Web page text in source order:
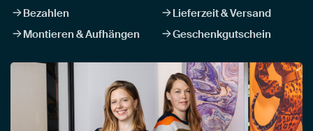
Bezahlen
Lieferzeit & Versand
Montieren & Aufhängen
Geschenkgutschein